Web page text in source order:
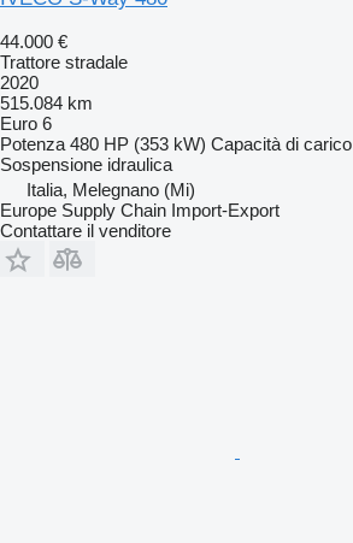
44.000 €
Trattore stradale
2020
515.084 km
Euro 6
Potenza 480 HP (353 kW) Capacità di carico
Sospensione idraulica
Italia, Melegnano (Mi)
Europe Supply Chain Import-Export
Contattare il venditore